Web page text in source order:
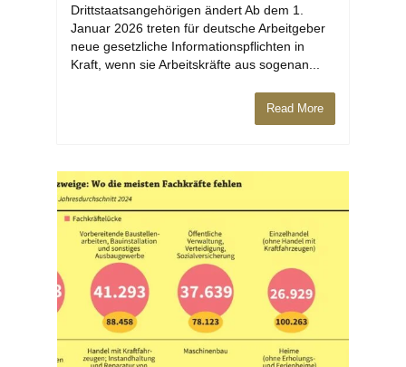
Drittstaatsangehörigen ändert Ab dem 1.
Januar 2026 treten für deutsche Arbeitgeber
neue gesetzliche Informationspflichten in
Kraft, wenn sie Arbeitskräfte aus sogenan...
Read More